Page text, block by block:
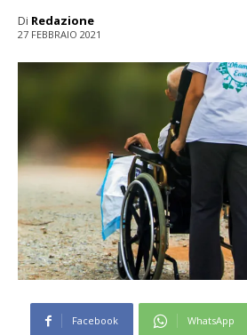
Di Redazione
27 FEBBRAIO 2021
Facebook WhatsApp